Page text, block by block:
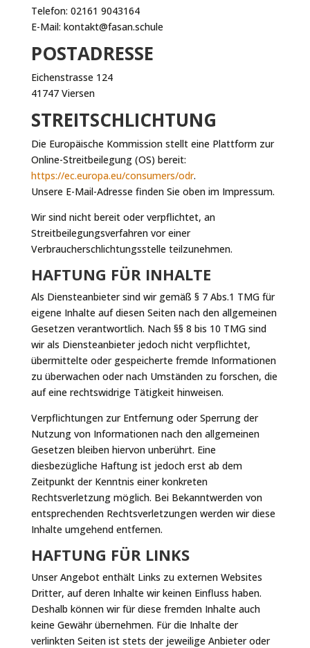
Telefon: 02161 9043164
E-Mail: kontakt@fasan.schule
POSTADRESSE
Eichenstrasse 124
41747 Viersen
STREITSCHLICHTUNG
Die Europäische Kommission stellt eine Plattform zur
Online-Streitbeilegung (OS) bereit:
https://ec.europa.eu/consumers/odr.
Unsere E-Mail-Adresse finden Sie oben im Impressum.
Wir sind nicht bereit oder verpflichtet, an
Streitbeilegungsverfahren vor einer
Verbraucherschlichtungsstelle teilzunehmen.
HAFTUNG FÜR INHALTE
Als Diensteanbieter sind wir gemäß § 7 Abs.1 TMG für
eigene Inhalte auf diesen Seiten nach den allgemeinen
Gesetzen verantwortlich. Nach §§ 8 bis 10 TMG sind
wir als Diensteanbieter jedoch nicht verpflichtet,
übermittelte oder gespeicherte fremde Informationen
zu überwachen oder nach Umständen zu forschen, die
auf eine rechtswidrige Tätigkeit hinweisen.
Verpflichtungen zur Entfernung oder Sperrung der
Nutzung von Informationen nach den allgemeinen
Gesetzen bleiben hiervon unberührt. Eine
diesbezügliche Haftung ist jedoch erst ab dem
Zeitpunkt der Kenntnis einer konkreten
Rechtsverletzung möglich. Bei Bekanntwerden von
entsprechenden Rechtsverletzungen werden wir diese
Inhalte umgehend entfernen.
HAFTUNG FÜR LINKS
Unser Angebot enthält Links zu externen Websites
Dritter, auf deren Inhalte wir keinen Einfluss haben.
Deshalb können wir für diese fremden Inhalte auch
keine Gewähr übernehmen. Für die Inhalte der
verlinkten Seiten ist stets der jeweilige Anbieter oder